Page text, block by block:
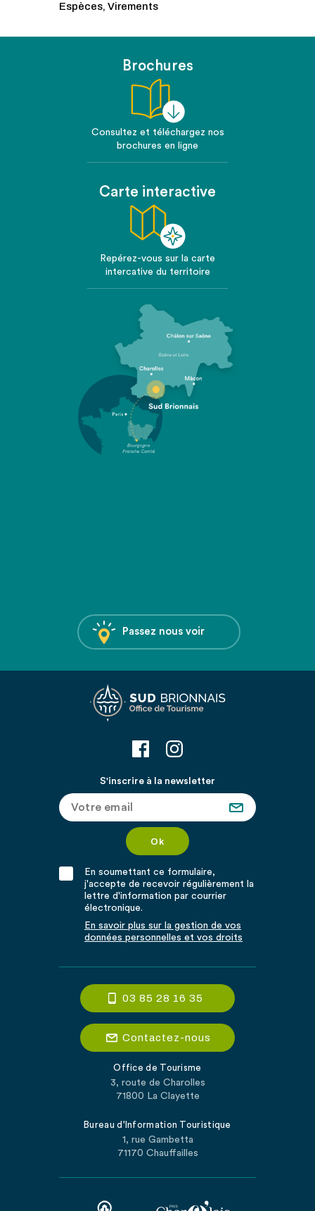
Espèces, Virements
Brochures
Consultez et téléchargez nos
brochures en ligne
Carte interactive
Repérez-vous sur la carte
intercative du territoire
Passez nous voir
S'inscrire à la newsletter
En soumettant ce formulaire,
j'accepte de recevoir régulièrement la
lettre d'information par courrier
électronique.
En savoir plus sur la gestion de vos
données personnelles et vos droits
03 85 28 16 35
Contactez-nous
Office de Tourisme
3, route de Charolles
71800 La Clayette
Bureau d'Information Touristique
1, rue Gambetta
71170 Chauffailles